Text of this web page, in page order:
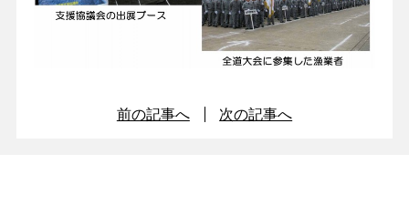
前の記事へ 次の記事へ